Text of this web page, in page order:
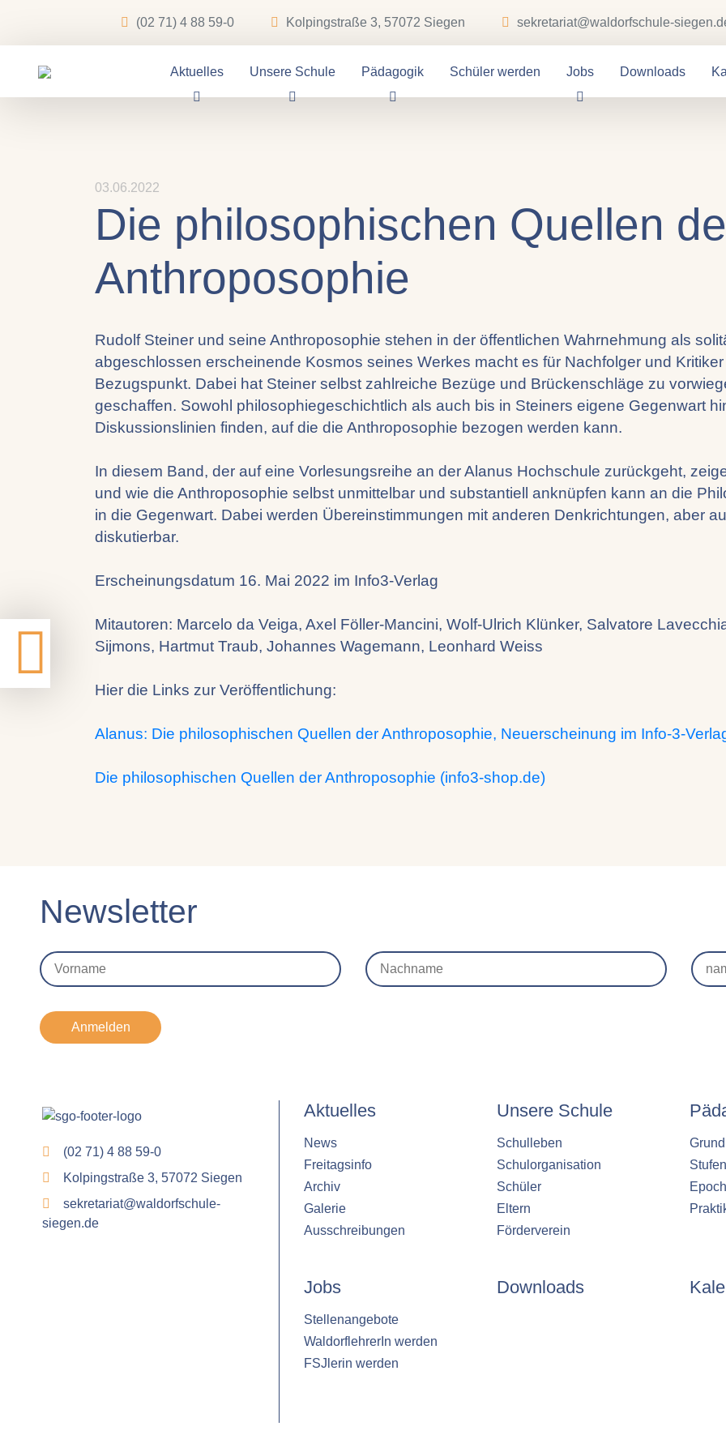
(02 71) 4 88 59-0 Kolpingstraße 3, 57072 Siegen sekretariat@waldorfschule-
Aktuelles Unsere Schule Pädagogik Schüler werden Jobs Downloads
03.06.2022
Die philosophischen Quellen
Anthroposophie
Rudolf Steiner und seine Anthroposophie stehen in der öffentlichen Wahrnehmung als
abgeschlossen erscheinende Kosmos seines Werkes macht es für Nachfolger und
Bezugspunkt. Dabei hat Steiner selbst zahlreiche Bezüge und Brückenschläge zu
geschaffen. Sowohl philosophiegeschichtlich als auch bis in Steiners eigene Gegenwart
Diskussionslinien finden, auf die die Anthroposophie bezogen werden kann.
In diesem Band, der auf eine Vorlesungsreihe an der Alanus Hochschule zurückgeht,
und wie die Anthroposophie selbst unmittelbar und substantiell anknüpfen kann an die
in die Gegenwart. Dabei werden Übereinstimmungen mit anderen Denkrichtungen, aber
diskutierbar.
Erscheinungsdatum 16. Mai 2022 im Info3-Verlag
Mitautoren: Marcelo da Veiga, Axel Föller-Mancini, Wolf-Ulrich Klünker, Salvatore
Sijmons, Hartmut Traub, Johannes Wagemann, Leonhard Weiss
Hier die Links zur Veröffentlichung:
Alanus: Die philosophischen Quellen der Anthroposophie, Neuerscheinung im Info-3-
Die philosophischen Quellen der Anthroposophie (info3-shop.de)
Newsletter
Anmelden
(02 71) 4 88 59-0
Kolpingstraße 3, 57072 Siegen
sekretariat@waldorfschule-
siegen.de
Aktuelles
News
Freitagsinfo
Archiv
Galerie
Ausschreibungen
Unsere Schule
Schulleben
Schulorganisation
Schüler
Eltern
Förderverein
Jobs
Stellenangebote
WaldorflehrerIn werden
FSJlerin werden
Downloads